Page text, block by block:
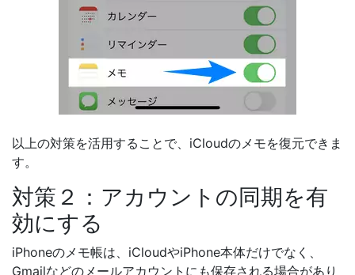
以上の対策を活用することで、iCloudのメモを復元できま
す。
対策２：アカウントの同期を有
効にする
iPhoneのメモ帳は、iCloudやiPhone本体だけでなく、
Gmailなどのメールアカウントにも保存される場合があり